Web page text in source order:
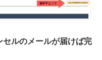
ルのメールが届けば完